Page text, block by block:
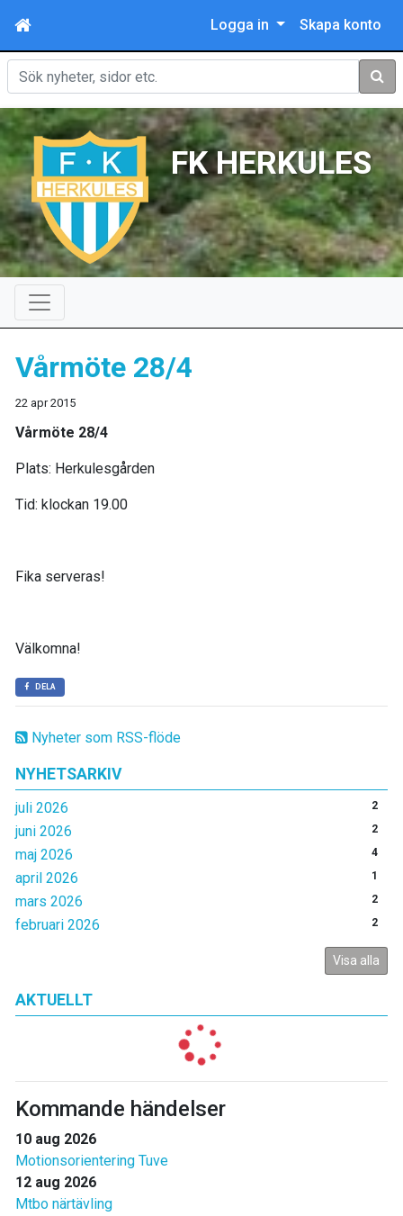
Logga in Skapa konto
Sök
FK HERKULES
Nyheter som RSS-flöde
NYHETSARKIV
juli 2026 2
juni 2026 2
maj 2026 4
april 2026 1
mars 2026 2
februari 2026 2
Visa alla
AKTUELLT
Kommande händelser
10 aug 2026
Motionsorientering Tuve
12 aug 2026
Mtbo närtävling
Vårmöte 28/4
22 apr 2015
Vårmöte 28/4
Plats: Herkulesgården
Tid: klockan 19.00
Fika serveras!
Välkomna!
DELA